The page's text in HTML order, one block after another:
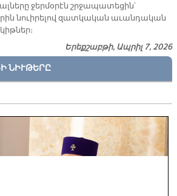
ջերմօրէն շրջապատեցին՝
նուիրելով զատկական աւանդական
Երեքշաբթի, Ապրիլ 7, 2026
ՆԻՒԹԵՐԸ